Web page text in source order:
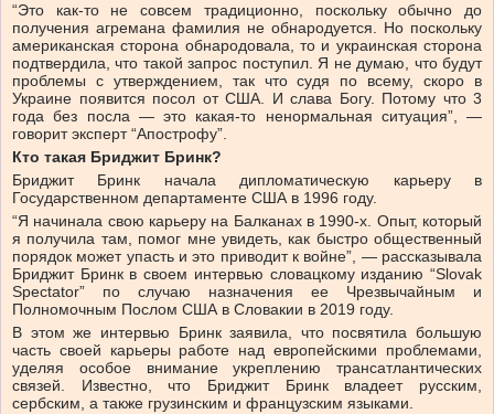
“Это как-то не совсем традиционно, поскольку обычно до
получения агремана фамилия не обнародуется. Но поскольку
американская сторона обнародовала, то и украинская сторона
подтвердила, что такой запрос поступил. Я не думаю, что будут
проблемы с утверждением, так что судя по всему, скоро в
Украине появится посол от США. И слава Богу. Потому что 3
года без посла — это какая-то ненормальная ситуация”, —
говорит эксперт “Апострофу”.
Кто такая Бриджит Бринк?
Бриджит Бринк начала дипломатическую карьеру в
Государственном департаменте США в 1996 году.
“Я начинала свою карьеру на Балканах в 1990-х. Опыт, который
я получила там, помог мне увидеть, как быстро общественный
порядок может упасть и это приводит к войне”, — рассказывала
Бриджит Бринк в своем интервью словацкому изданию “Slovak
Spectator” по случаю назначения ее Чрезвычайным и
Полномочным Послом США в Словакии в 2019 году.
В этом же интервью Бринк заявила, что посвятила большую
часть своей карьеры работе над европейскими проблемами,
уделяя особое внимание укреплению трансатлантических
связей. Известно, что Бриджит Бринк владеет русским,
сербским, а также грузинским и французским языками.